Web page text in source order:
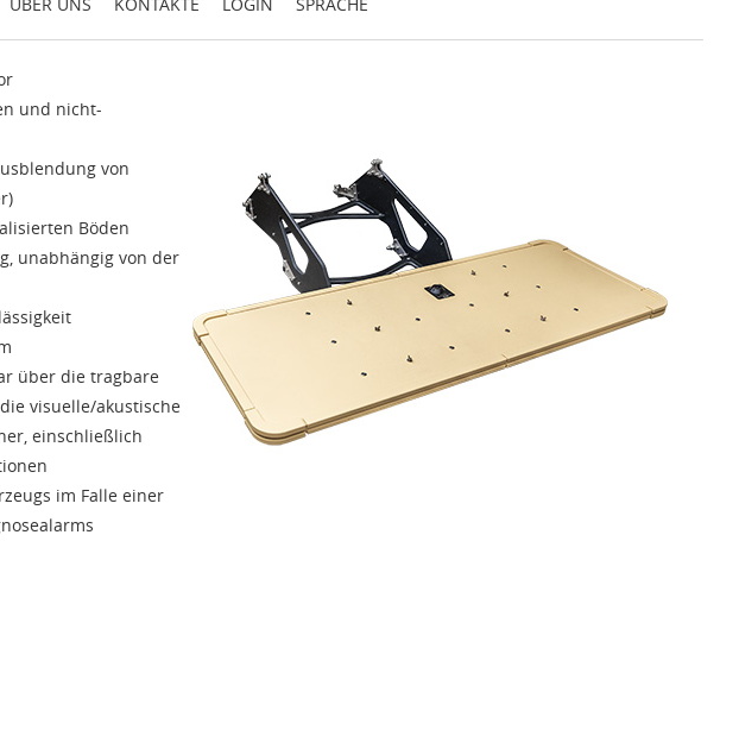
und nicht-
von
Böden
unabhängig von der
über die tragbare
visuelle/akustische
einschließlich
im Falle einer